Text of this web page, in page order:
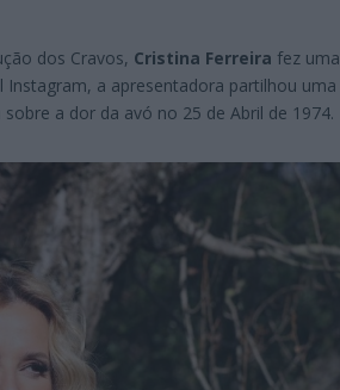
dos Cravos, Cristina Ferreira fez uma
a apresentadora partilhou uma
a dor da avó no 25 de Abril de 1974.